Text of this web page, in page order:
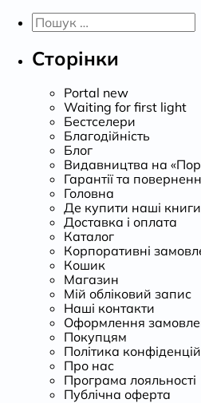
Пошук:
Сторінки
Portal new
Waiting for first light
Бестселери
Благодійність
Блог
Видавництва на
Гарантії та
Головна
Де купити наші книги
Доставка і оплата
Каталог
Корпоративні
Кошик
Магазин
Мій обліковий запис
Наші контакти
Оформлення
Покупцям
Політика
Про нас
Програма лояльності
Публічна оферта